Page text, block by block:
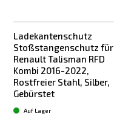
Ladekantenschutz
Stoßstangenschutz für
Renault Talisman RFD
Kombi 2016-2022,
Rostfreier Stahl, Silber,
Gebürstet
Auf Lager